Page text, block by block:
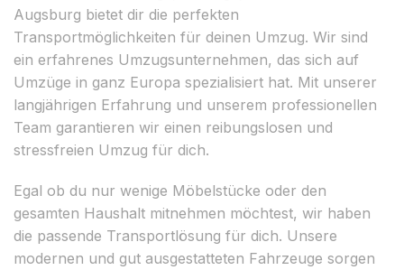
Augsburg bietet dir die perfekten
Transportmöglichkeiten für deinen Umzug. Wir sind
ein erfahrenes Umzugsunternehmen, das sich auf
Umzüge in ganz Europa spezialisiert hat. Mit unserer
langjährigen Erfahrung und unserem professionellen
Team garantieren wir einen reibungslosen und
stressfreien Umzug für dich.
Egal ob du nur wenige Möbelstücke oder den
gesamten Haushalt mitnehmen möchtest, wir haben
die passende Transportlösung für dich. Unsere
modernen und gut ausgestatteten Fahrzeuge sorgen